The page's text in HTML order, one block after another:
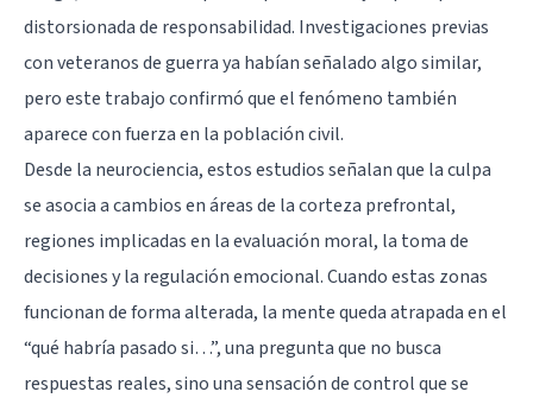
distorsionada de responsabilidad. Investigaciones previas
con veteranos de guerra ya habían señalado algo similar,
pero este trabajo confirmó que el fenómeno también
aparece con fuerza en la población civil.
Desde la neurociencia, estos estudios señalan que la culpa
se asocia a cambios en áreas de la corteza prefrontal,
regiones implicadas en la evaluación moral, la toma de
decisiones y la regulación emocional. Cuando estas zonas
funcionan de forma alterada, la mente queda atrapada en el
“qué habría pasado si…”, una pregunta que no busca
respuestas reales, sino una sensación de control que se